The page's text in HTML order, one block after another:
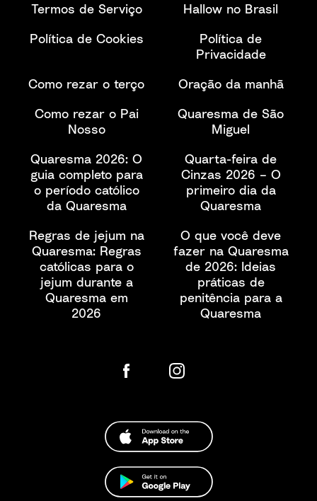
Termos de Serviço
Hallow no Brasil
Política de Cookies
Política de
Privacidade
Como rezar o terço
Oração da manhã
Como rezar o Pai
Nosso
Quaresma de São
Miguel
Quaresma 2026: O
guia completo para
o período católico
da Quaresma
Quarta-feira de
Cinzas 2026 – O
primeiro dia da
Quaresma
Regras de jejum na
Quaresma: Regras
católicas para o
jejum durante a
Quaresma em
2026
O que você deve
fazer na Quaresma
de 2026: Ideias
práticas de
penitência para a
Quaresma